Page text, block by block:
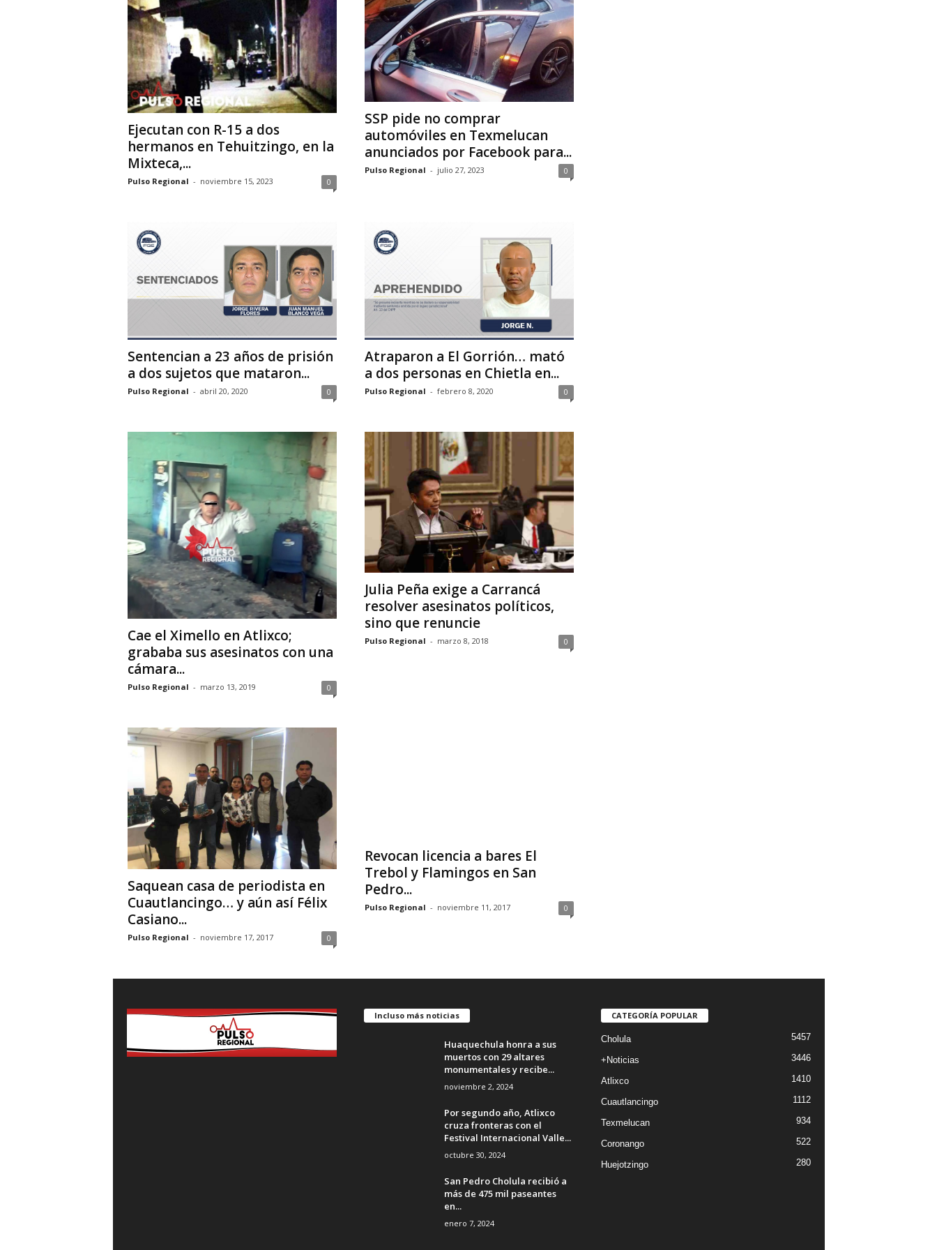
Ejecutan con R-15 a dos
hermanos en Tehuitzingo, en la
Mixteca,...
Pulso Regional - noviembre 15, 2023 0
SSP pide no comprar
automóviles en Texmelucan
anunciados por Facebook para...
Pulso Regional - julio 27, 2023 0
Sentencian a 23 años de prisión
a dos sujetos que mataron...
Pulso Regional - abril 20, 2020 0
Atraparon a El Gorrión… mató
a dos personas en Chietla en...
Pulso Regional - febrero 8, 2020 0
Cae el Ximello en Atlixco;
grababa sus asesinatos con una
cámara...
Pulso Regional - marzo 13, 2019 0
Julia Peña exige a Carrancá
resolver asesinatos políticos,
sino que renuncie
Pulso Regional - marzo 8, 2018 0
Saquean casa de periodista en
Cuautlancingo… y aún así Félix
Casiano...
Pulso Regional - noviembre 17, 2017 0
Revocan licencia a bares El
Trebol y Flamingos en San
Pedro...
Pulso Regional - noviembre 11, 2017 0
Incluso más noticias
Huaquechula honra a sus
muertos con 29 altares
monumentales y recibe...
noviembre 2, 2024
Por segundo año, Atlixco
cruza fronteras con el
Festival Internacional Valle...
octubre 30, 2024
San Pedro Cholula recibió a
más de 475 mil paseantes
en...
enero 7, 2024
CATEGORÍA POPULAR
Cholula 5457
+Noticias 3446
Atlixco 1410
Cuautlancingo 1112
Texmelucan 934
Coronango 522
Huejotzingo 280